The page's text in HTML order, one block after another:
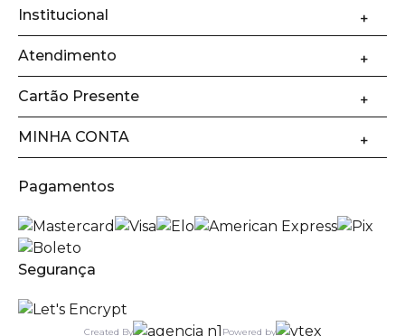
Institucional
Atendimento
Cartão Presente
MINHA CONTA
Pagamentos
Segurança
Created By Powered by